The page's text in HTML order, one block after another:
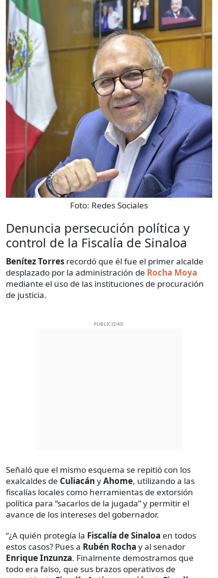
Foto: Redes Sociales
Denuncia persecución política y
control de la Fiscalía de Sinaloa
Benítez Torres recordó que él fue el primer alcalde
desplazado por la administración de Rocha Moya
mediante el uso de las instituciones de procuración
de justicia.
PUBLICIDAD
Señaló que el mismo esquema se repitió con los
exalcaldes de Culiacán yAhome, utilizando a las
fiscalías locales como herramientas de extorsión
política para “sacarlos de la jugada” y permitir el
avance de los intereses del gobernador.
“¿A quién protegía la Fiscalía de Sinaloa en todos
estos casos? Pues a Rubén Rocha y al senador
Enrique Inzunza. Finalmente demostramos que
todo era falso, que sus brazos operativos de